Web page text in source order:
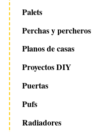
Palets
Perchas y percheros
Planos de casas
Proyectos DIY
Puertas
Pufs
Radiadores